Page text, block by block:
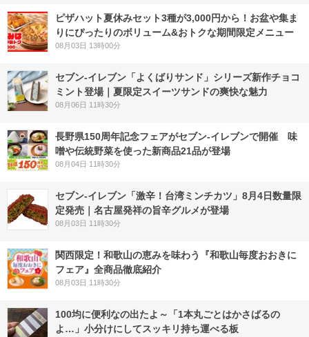
ピザハット夏休みセット3種が3,000円から！お盆や集ま
りにぴったりのボリューム&おトクな期間限定メニュー
08月03日 13時00分
セブン‐イレブン「よくばりサンド」シリーズ新作チョコ
ミント登場｜夏限定スイーツサンドの爽快な魅力
08月06日 11時30分
長野県150周年記念フェアがセブン-イレブンで開催 味
噌や伝統野菜を使った新商品21品が登場
08月04日 11時30分
セブン-イレブン「激辛！台湾ミンチカツ」8月4日数量限
定発売｜名古屋発祥の旨辛グルメが登場
08月03日 11時30分
関西限定！和歌山の恵みを味わう『和歌山毎度おおきに
フェア』全商品徹底紹介
08月03日 11時30分
100均に便利なの出たよ～「1本丸ごとはかさばるの
よ…」小分けにしてスッキリ持ち運べる板